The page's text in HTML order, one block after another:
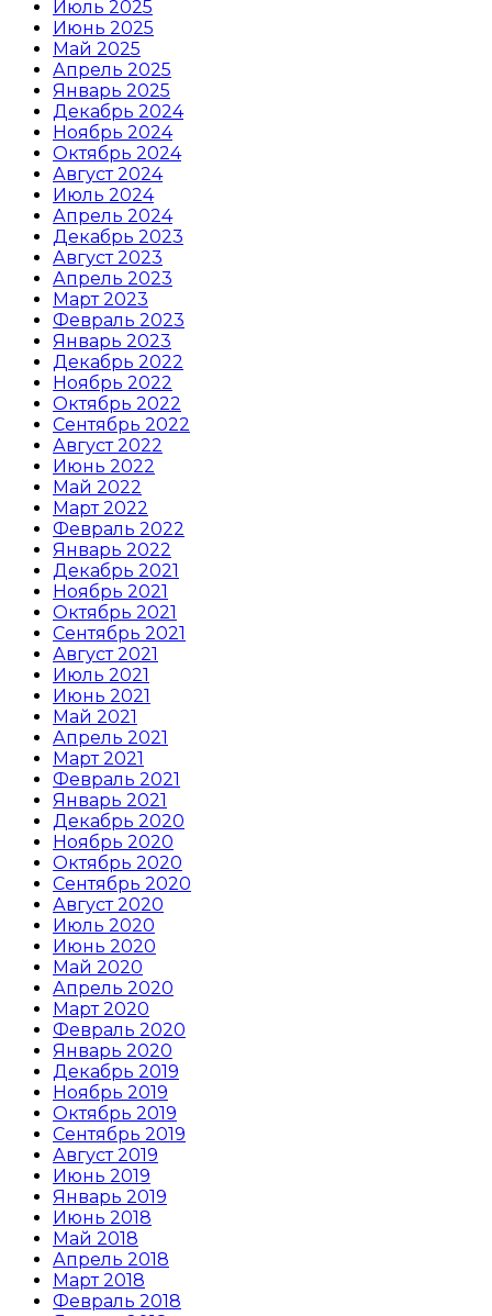
Июль 2025
Июнь 2025
Май 2025
Апрель 2025
Январь 2025
Декабрь 2024
Ноябрь 2024
Октябрь 2024
Август 2024
Июль 2024
Апрель 2024
Декабрь 2023
Август 2023
Апрель 2023
Март 2023
Февраль 2023
Январь 2023
Декабрь 2022
Ноябрь 2022
Октябрь 2022
Сентябрь 2022
Август 2022
Июнь 2022
Май 2022
Март 2022
Февраль 2022
Январь 2022
Декабрь 2021
Ноябрь 2021
Октябрь 2021
Сентябрь 2021
Август 2021
Июль 2021
Июнь 2021
Май 2021
Апрель 2021
Март 2021
Февраль 2021
Январь 2021
Декабрь 2020
Ноябрь 2020
Октябрь 2020
Сентябрь 2020
Август 2020
Июль 2020
Июнь 2020
Май 2020
Апрель 2020
Март 2020
Февраль 2020
Январь 2020
Декабрь 2019
Ноябрь 2019
Октябрь 2019
Сентябрь 2019
Август 2019
Июнь 2019
Январь 2019
Июнь 2018
Май 2018
Апрель 2018
Март 2018
Февраль 2018